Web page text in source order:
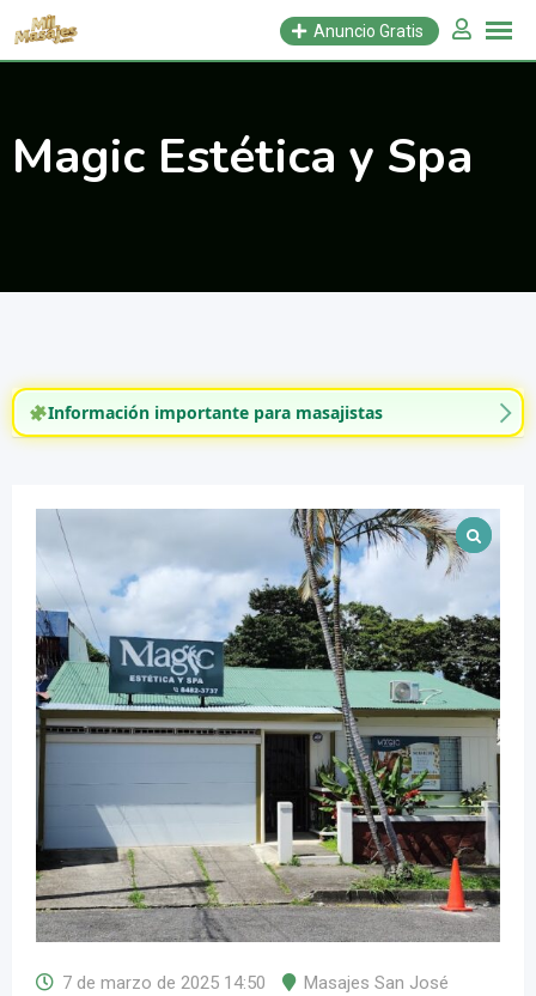
Saltar
Anuncio Gratis
Magic Estética y Spa
Información importante para masajistas
7 de marzo de 2025 14:50
Masajes San José